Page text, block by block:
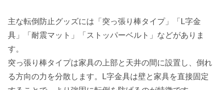
主な転倒防止グッズには「突っ張り棒タイプ」「L字金
具」「耐震マット」「ストッパーベルト」などがありま
す。
突っ張り棒タイプは家具の上部と天井の間に設置し、倒れ
る方向の力を分散します。L字金具は壁と家具を直接固定